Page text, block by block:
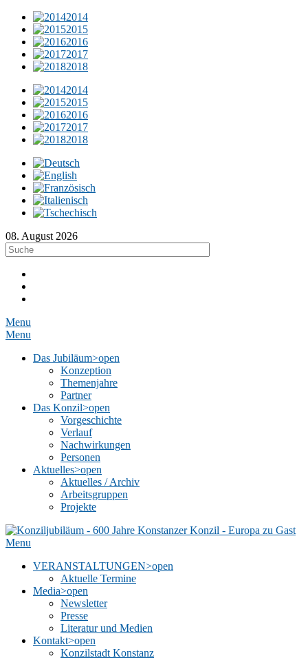
2014
2015
2016
2017
2018
2014
2015
2016
2017
2018
08. August 2026
Menu
Menu
Das Jubiläum>open
Konzeption
Themenjahre
Partner
Das Konzil>open
Vorgeschichte
Verlauf
Nachwirkungen
Personen
Aktuelles>open
Aktuelles / Archiv
Arbeitsgruppen
Projekte
Menu
VERANSTALTUNGEN>open
Aktuelle Termine
Media>open
Newsletter
Presse
Literatur und Medien
Kontakt>open
Konzilstadt Konstanz